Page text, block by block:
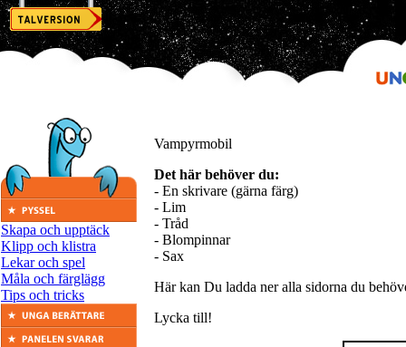
Skapa och upptäck
Klipp och klistra
Lekar och spel
Måla och färglägg
Tips och tricks
Vampyrmobil
Det här behöver du:
- En skrivare (gärna färg)
- Lim
- Tråd
- Blompinnar
- Sax
Här kan Du ladda ner alla sidorna du
Lycka till!